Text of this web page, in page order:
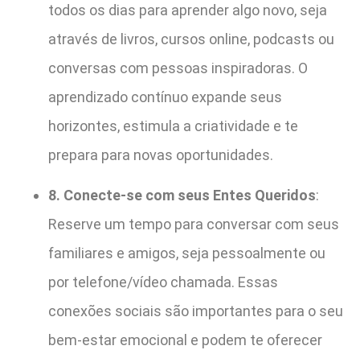
todos os dias para aprender algo novo, seja
através de livros, cursos online, podcasts ou
conversas com pessoas inspiradoras. O
aprendizado contínuo expande seus
horizontes, estimula a criatividade e te
prepara para novas oportunidades.
8. Conecte-se com seus Entes Queridos:
Reserve um tempo para conversar com seus
familiares e amigos, seja pessoalmente ou
por telefone/vídeo chamada. Essas
conexões sociais são importantes para o seu
bem-estar emocional e podem te oferecer